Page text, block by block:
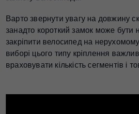
Варто звернути увагу на довжину
занадто короткий замок може бути
закріпити велосипед на
виборі цього типу кріплення
враховувати кількість сегментів і